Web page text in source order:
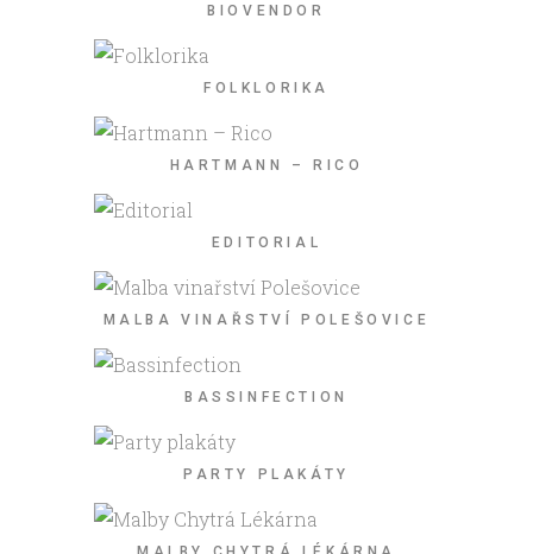
BIOVENDOR
FOLKLORIKA
HARTMANN – RICO
EDITORIAL
MALBA VINAŘSTVÍ POLEŠOVICE
BASSINFECTION
PARTY PLAKÁTY